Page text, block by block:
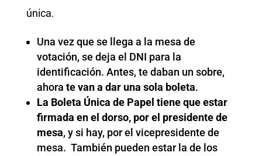
única.
Una vez que se llega a la mesa de
votación, se deja el DNI para la
identificación. Antes, te daban un sobre,
ahora te van a dar una sola boleta.
La Boleta Única de Papel tiene que estar
firmada en el dorso, por el presidente de
mesa, y si hay, por el vicepresidente de
mesa. También pueden estar la de los